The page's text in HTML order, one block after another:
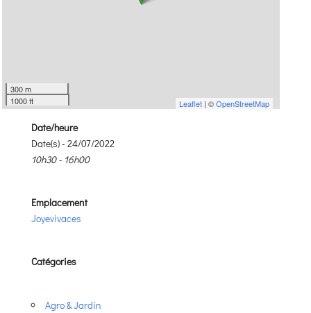
300 m
1000 ft
Leaflet | ©OpenStreetMap
Date/heure
Date(s) - 24/07/2022
10h30 - 16h00
Emplacement
Joyevivaces
Catégories
Agro & Jardin